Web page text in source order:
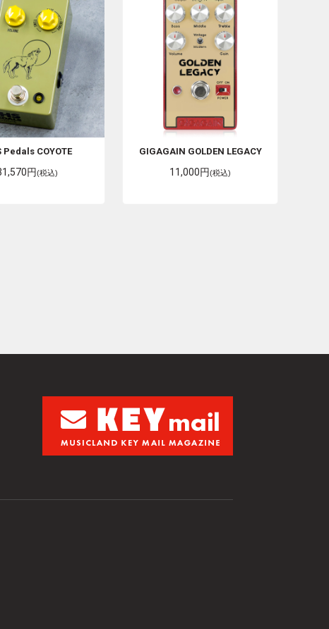
Pedals COYOTE
円(税込)
GIGAGAIN GOLDEN LEGACY
11,000円(税込)